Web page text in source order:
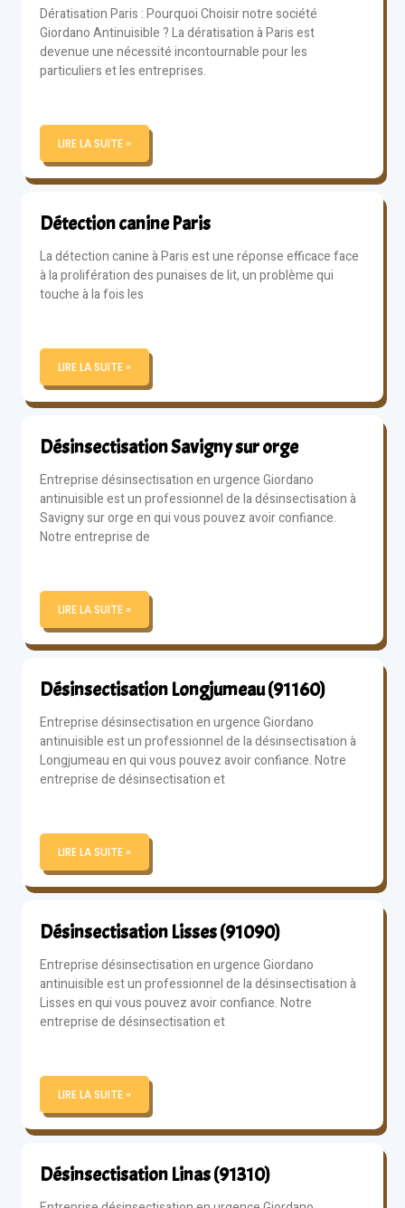
Dératisation Paris : Pourquoi Choisir notre société
Giordano Antinuisible ? La dératisation à Paris est
devenue une nécessité incontournable pour les
particuliers et les entreprises.
LIRE LA SUITE »
Détection canine Paris
La détection canine à Paris est une réponse efficace face
à la prolifération des punaises de lit, un problème qui
touche à la fois les
LIRE LA SUITE »
Désinsectisation Savigny sur orge
Entreprise désinsectisation en urgence Giordano
antinuisible est un professionnel de la désinsectisation à
Savigny sur orge en qui vous pouvez avoir confiance.
Notre entreprise de
LIRE LA SUITE »
Désinsectisation Longjumeau (91160)
Entreprise désinsectisation en urgence Giordano
antinuisible est un professionnel de la désinsectisation à
Longjumeau en qui vous pouvez avoir confiance. Notre
entreprise de désinsectisation et
LIRE LA SUITE »
Désinsectisation Lisses (91090)
Entreprise désinsectisation en urgence Giordano
antinuisible est un professionnel de la désinsectisation à
Lisses en qui vous pouvez avoir confiance. Notre
entreprise de désinsectisation et
LIRE LA SUITE »
Désinsectisation Linas (91310)